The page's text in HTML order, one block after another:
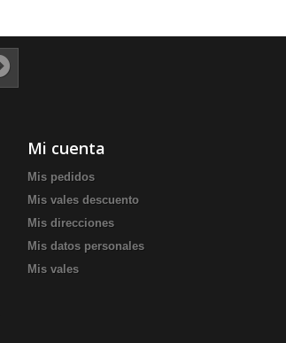
Mi cuenta
Mis pedidos
Mis vales descuento
Mis direcciones
Mis datos personales
Mis vales